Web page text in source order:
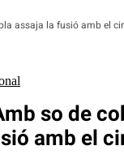
assaja la fusió amb el
so de
amb el